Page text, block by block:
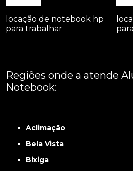
locação de notebook hp
para trabalhar
Regiões onde a atende
Notebook:
Aclimação
Bela Vista
Bixiga